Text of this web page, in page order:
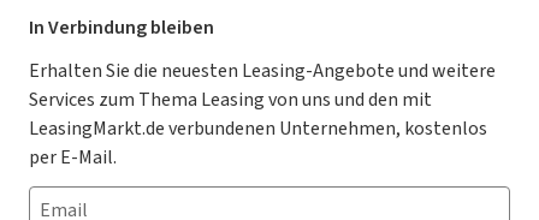
Für Händler
Kooperation mit AutoScout24
AGB
Datenschutz
Impressum
Ratgeber
Magazin
Datenschutz-Einstellungen
So funktioniert’s
Häufig gestellte Fragen
Leasing Deals
Gebrauchtwagen Leasing
Leasing ohne Anzahlung
E-Auto Leasing
Privatleasing
In Verbindung bleiben
Erhalten Sie die neuesten Leasing-Angebote und weitere
Services zum Thema Leasing von uns und den mit
LeasingMarkt.de verbundenen Unternehmen, kostenlos
per E-Mail.